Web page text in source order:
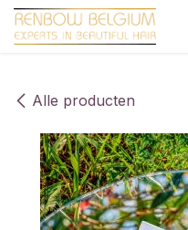
Overslaan naar inhoud
Alle producten